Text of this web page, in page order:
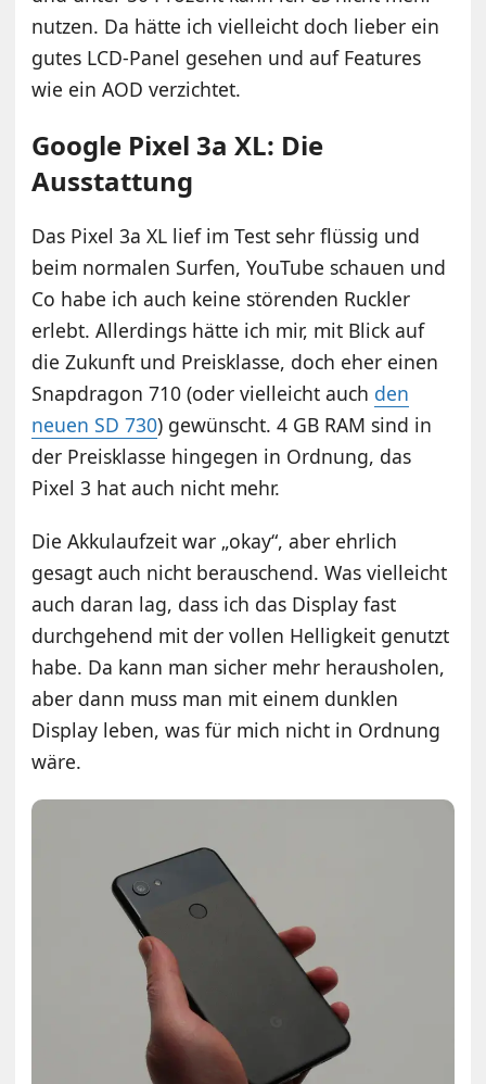
nutzen. Da hätte ich vielleicht doch lieber ein
gutes LCD-Panel gesehen und auf Features
wie ein AOD verzichtet.
Google Pixel 3a XL: Die
Ausstattung
Das Pixel 3a XL lief im Test sehr flüssig und
beim normalen Surfen, YouTube schauen und
Co habe ich auch keine störenden Ruckler
erlebt. Allerdings hätte ich mir, mit Blick auf
die Zukunft und Preisklasse, doch eher einen
Snapdragon 710 (oder vielleicht auch den
neuen SD 730) gewünscht. 4 GB RAM sind in
der Preisklasse hingegen in Ordnung, das
Pixel 3 hat auch nicht mehr.
Die Akkulaufzeit war „okay“, aber ehrlich
gesagt auch nicht berauschend. Was vielleicht
auch daran lag, dass ich das Display fast
durchgehend mit der vollen Helligkeit genutzt
habe. Da kann man sicher mehr herausholen,
aber dann muss man mit einem dunklen
Display leben, was für mich nicht in Ordnung
wäre.